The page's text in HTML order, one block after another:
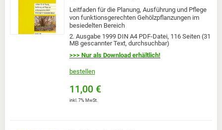
Leitfaden für die Planung, Ausführung und Pflege
von funktionsgerechten Gehölzpflanzungen im
besiedelten Bereich
2. Ausgabe 1999 DIN A4 PDF-Datei, 116 Seiten (31
MB gescannter Text, durchsuchbar)
>>> Nur als Download erhältlich!
bestellen
11,00 €
inkl. 7% MwSt.